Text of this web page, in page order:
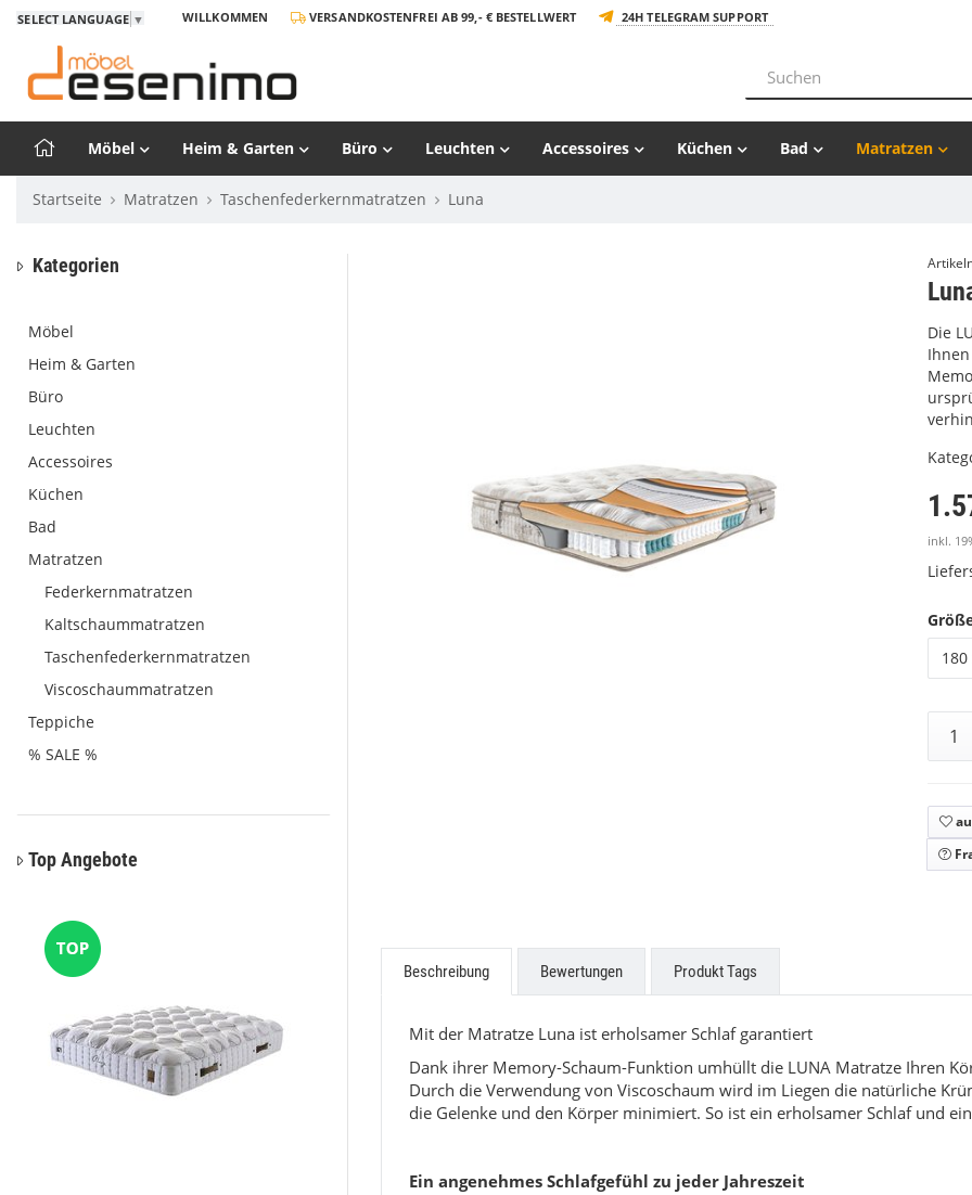
SELECT LANGUAGE ▼ WILLKOMMEN VERSANDKOSTENFREI AB 99,- € BESTELLWERT 24H TELEGRAM SUPPORT
Möbel Heim & Garten Büro Leuchten Accessoires Küchen Bad Matratzen
Startseite Matratzen Taschenfederkernmatratzen Luna
Die
inkl.
180
Beschreibung Bewertungen Produkt Tags
Mit der Matratze Luna ist erholsamer Schlaf garantiert
Dank ihrer Memory-Schaum-Funktion umhüllt die LUNA Matratze Ihren
Durch die Verwendung von Viscoschaum wird im Liegen die natürliche
die Gelenke und den Körper minimiert. So ist ein erholsamer Schlaf und
Ein angenehmes Schlafgefühl zu jeder Jahreszeit
Kategorien
Möbel
Heim & Garten
Büro
Leuchten
Accessoires
Küchen
Bad
Matratzen
Federkernmatratzen
Kaltschaummatratzen
Taschenfederkernmatratzen
Viscoschaummatratzen
Teppiche
% SALE %
Top Angebote